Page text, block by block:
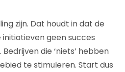
zijn. Dat houdt in dat de
geen succes
die ‘niets’ hebben
te stimuleren. Start dus